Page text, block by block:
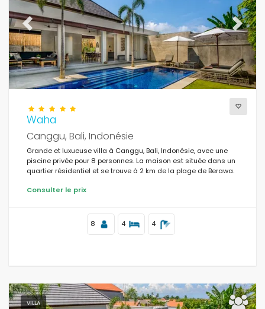
Previous Next
Waha
Canggu, Bali, Indonésie
Grande et luxueuse villa à Canggu, Bali, Indonésie, avec une
piscine privée pour 8 personnes. La maison est située dans un
quartier résidentiel et se trouve à 2 km de la plage de Berawa.
Consulter le prix
8 4 4
VILLA